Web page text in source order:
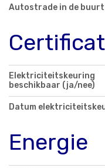
Autostrade in de buurt
Elektriciteitskeuring
beschikbaar (ja/nee)
Datum
Energie